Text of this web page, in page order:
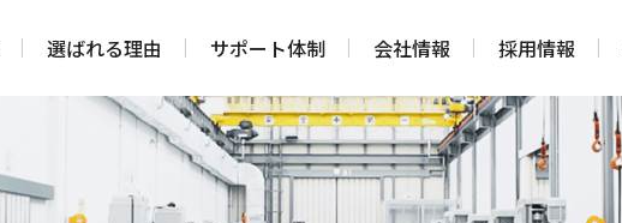
選ばれる理由 サポート体制 会社情報 採用情報